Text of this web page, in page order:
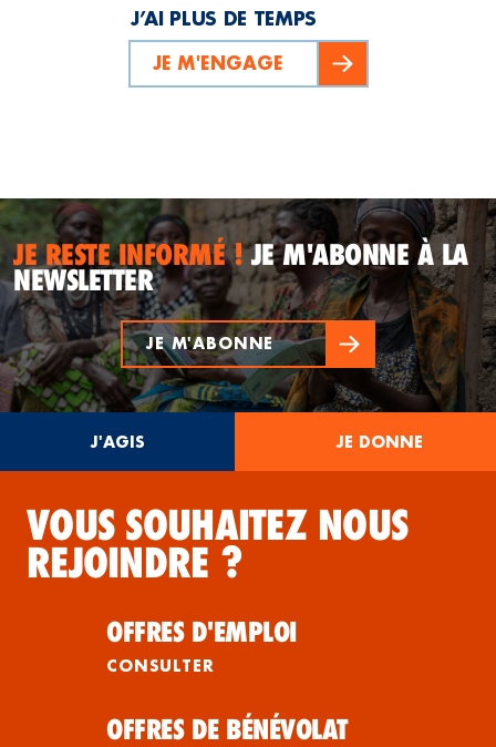
J’AI PLUS DE TEMPS
JE M'ENGAGE
JE RESTE INFORMÉ !JE M'ABONNE À LA
NEWSLETTER
JE M'ABONNE
J'AGIS JE DONNE
VOUS SOUHAITEZ NOUS
REJOINDRE ?
OFFRES D'EMPLOI
CONSULTER
OFFRES DE BÉNÉVOLAT